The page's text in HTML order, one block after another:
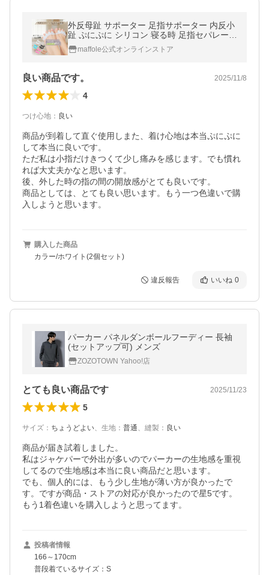
外反母趾 サポーター 足指サポーター 内反小
趾 ぷにぷに シリコン 寝る時 足指セパレータ
ー 保護 広げる グッズ 矯正
maffole公式オンラインストア
良い商品です。 2025/11/8
4
つけ心地 ： 良い
商品が到着して直ぐ使用しまた、着け心地は本当ぷにぷに
して本当に良いです。
ただ私は小指だけきつくて少し痛みを感じます。でも慣れ
れば大丈夫かなと思います。
後、外した時の指の間の開放感がとても良いです。
商品としては、とても良い思います。もう一つ色違いで購
購入した商品
カラー/ホワイト(2個セット)
違反報告 いいね 0
パーカー パネルダンボールフーディー 長袖
(セットアップ可) メンズ
ZOZOTOWN Yahoo!店
とても良い商品です 2025/11/23
5
サイズ ： ちょうどよい、 生地 ： 普通、 縫製 ： 良い
商品が届き試着しました。
私はジャケパーで外出が多いのでパーカーの生地感を重視
してるので生地感は本当に良い商品だと思います。
でも、個人的には、もう少し生地が薄い方が良かったで
す。ですが商品・ストアの対応が良かったので星5です。
もう1着色違いを購入しようと思ってます。
投稿者情報
166～170cm
普段着ているサイズ：S